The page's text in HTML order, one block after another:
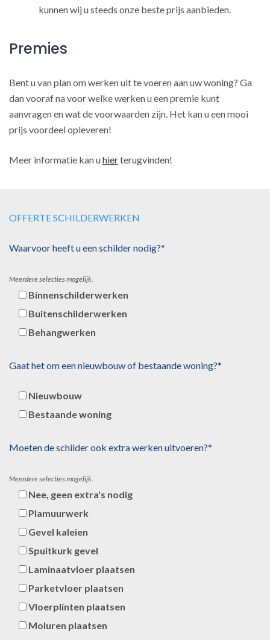
kunnen wij u steeds onze beste prijs aanbieden.
Premies
Bent u van plan om werken uit te voeren aan uw woning? Ga
dan vooraf na voor welke werken u een premie kunt
aanvragen en wat de voorwaarden zijn. Het kan u een mooi
prijs voordeel opleveren!
Meer informatie kan uhierterugvinden!
OFFERTE SCHILDERWERKEN
Waarvoor heeft u een schilder nodig?*
Meerdere selecties mogelijk.
Binnenschilderwerken
Buitenschilderwerken
Behangwerken
Gaat het om een nieuwbouw of bestaande woning?*
Nieuwbouw
Bestaande woning
Moeten de schilder ook extra werken uitvoeren?*
Meerdere selecties mogelijk.
Nee, geen extra's nodig
Plamuurwerk
Gevel kaleien
Spuitkurk gevel
Laminaatvloer plaatsen
Parketvloer plaatsen
Vloerplinten plaatsen
Moluren plaatsen